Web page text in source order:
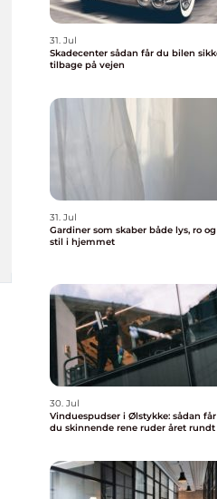
31. Jul
Skadecenter sådan får du bilen sikkert
tilbage på vejen
31. Jul
Gardiner som skaber både lys, ro og
stil i hjemmet
30. Jul
Vinduespudser i Ølstykke: sådan får
du skinnende rene ruder året rundt